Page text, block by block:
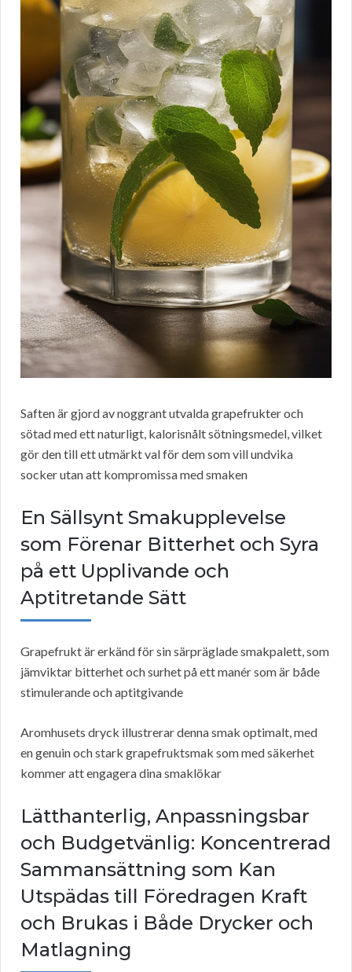
Saften är gjord av noggrant utvalda grapefrukter och
sötad med ett naturligt, kalorisnålt sötningsmedel, vilket
gör den till ett utmärkt val för dem som vill undvika
socker utan att kompromissa med smaken
En Sällsynt Smakupplevelse
som Förenar Bitterhet och Syra
på ett Upplivande och
Aptitretande Sätt
Grapefrukt är erkänd för sin särpräglade smakpalett, som
jämviktar bitterhet och surhet på ett manér som är både
stimulerande och aptitgivande
Aromhusets dryck illustrerar denna smak optimalt, med
en genuin och stark grapefruktsmak som med säkerhet
kommer att engagera dina smaklökar
Lätthanterlig, Anpassningsbar
och Budgetvänlig: Koncentrerad
Sammansättning som Kan
Utspädas till Föredragen Kraft
och Brukas i Både Drycker och
Matlagning